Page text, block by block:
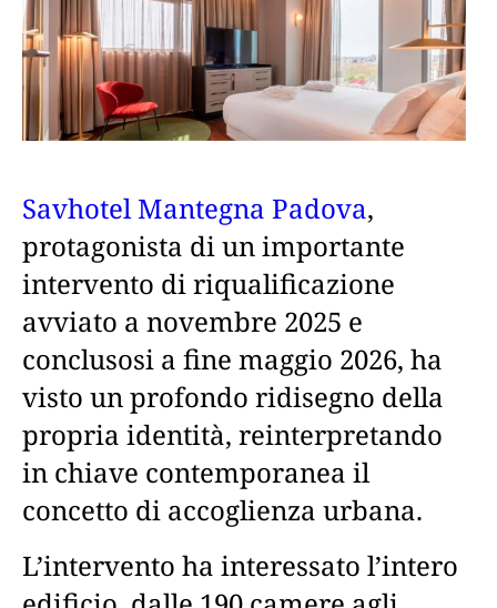
Savhotel Mantegna Padova,
protagonista di un importante
intervento di riqualificazione
avviato a novembre 2025 e
conclusosi a fine maggio 2026, ha
visto un profondo ridisegno della
propria identità, reinterpretando
in chiave contemporanea il
concetto di accoglienza urbana.
L’intervento ha interessato l’intero